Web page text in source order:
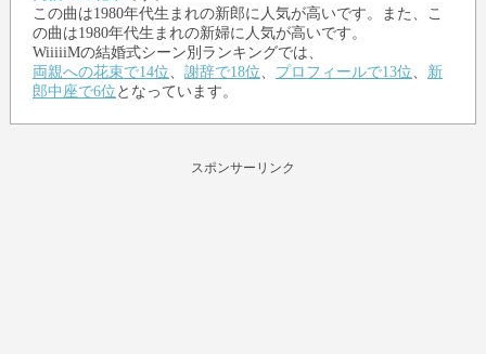
この曲は1980年代生まれの新郎に人気が高いです。また、こ
の曲は1980年代生まれの新婦に人気が高いです。
WiiiiiMの結婚式シーン別ランキングでは、
両親への花束で14位
謝辞で18位 プロフィールで13位
新
郎中座で6位 となっています。
スポンサーリンク